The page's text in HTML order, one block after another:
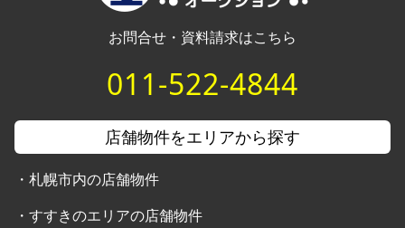
お問合せ・資料請求はこちら
011-522-4844
店舗物件をエリアから探す
・ 札幌市内の店舗物件
・ すすきのエリアの店舗物件